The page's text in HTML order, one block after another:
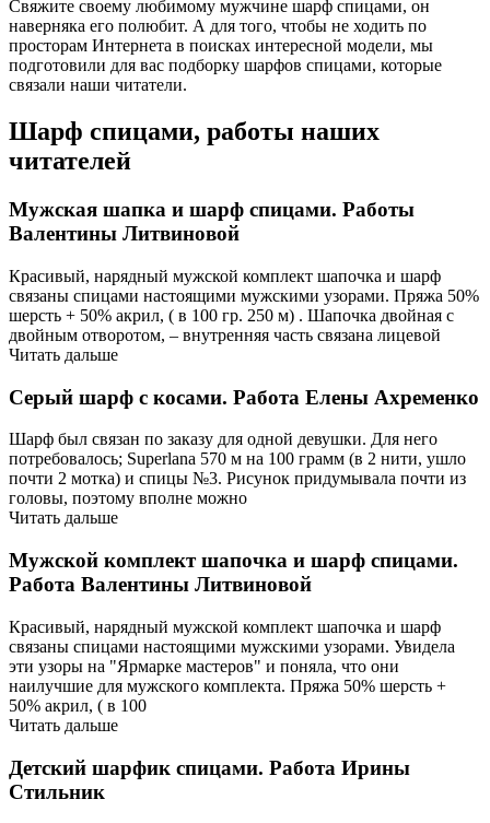
Свяжите своему любимому мужчине шарф спицами, он
наверняка его полюбит. А для того, чтобы не ходить по
просторам Интернета в поисках интересной модели, мы
подготовили для вас подборку шарфов спицами, которые
связали наши читатели.
Шарф спицами, работы наших
читателей
Мужская шапка и шарф спицами. Работы
Валентины Литвиновой
Красивый, нарядный мужской комплект шапочка и шарф
связаны спицами настоящими мужскими узорами. Пряжа 50%
шерсть + 50% акрил, ( в 100 гр. 250 м) . Шапочка двойная с
двойным отворотом, – внутренняя часть связана лицевой
Читать дальше
Серый шарф с косами. Работа Елены Ахременко
Шарф был связан по заказу для одной девушки. Для него
потребовалось; Superlana 570 м на 100 грамм (в 2 нити, ушло
почти 2 мотка) и спицы №3. Рисунок придумывала почти из
головы, поэтому вполне можно
Читать дальше
Мужской комплект шапочка и шарф спицами.
Работа Валентины Литвиновой
Красивый, нарядный мужской комплект шапочка и шарф
связаны спицами настоящими мужскими узорами. Увидела
эти узоры на "Ярмарке мастеров" и поняла, что они
наилучшие для мужского комплекта. Пряжа 50% шерсть +
50% акрил, ( в 100
Читать дальше
Детский шарфик спицами. Работа Ирины
Стильник